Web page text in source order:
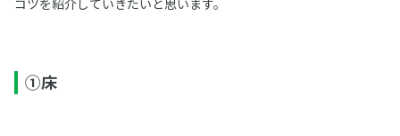
コツを紹介していきたいと思います。
①床